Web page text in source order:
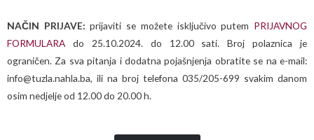
NAČIN PRIJAVE: prijaviti se možete isključivo putem PRIJAVNOG
FORMULARA do 25.10.2024. do 12.00 sati. Broj polaznica je
ograničen. Za sva pitanja i dodatna pojašnjenja obratite se na e-mail:
info@tuzla.nahla.ba, ili na broj telefona 035/205-699 svakim danom
osim nedjelje od 12.00 do 20.00 h.